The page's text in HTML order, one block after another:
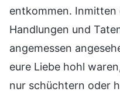
entkommen. Inmitten
Handlungen und
angemessen
eure Liebe hohl
nur schüchtern oder